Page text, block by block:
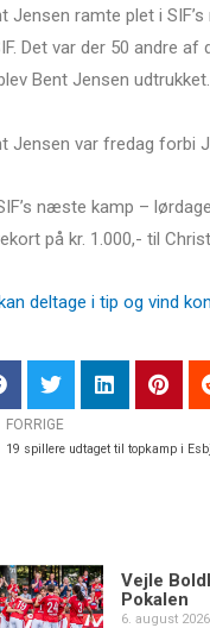
Jensen ramte plet i
Det var der 50 andre
Bent Jensen udtrukket.
Jensen var fredag forbi
næste kamp –
på kr. 1.000,- til
deltage i tip og vind
FORRIGE
19 spillere udtaget til topkamp i
Vejle
Pokalen
6. august 2026